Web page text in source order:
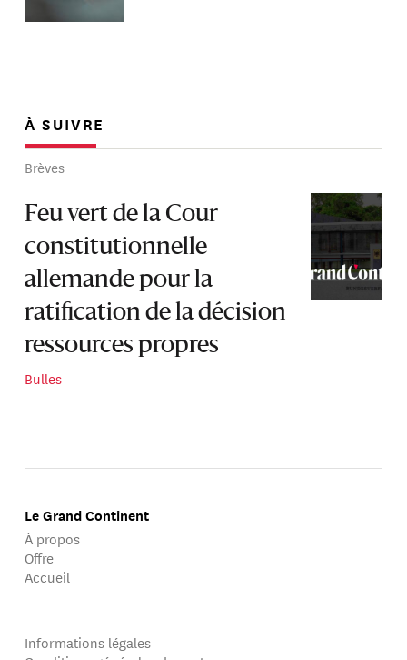
À SUIVRE
Brèves
Feu vert de la Cour
constitutionnelle
allemande pour la
ratification de la décision
ressources propres
Bulles
Le Grand Continent
À propos
Offre
Accueil
Informations légales